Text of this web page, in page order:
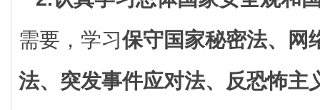
需要，学习保守国家秘密法、网
法、突发事件应对法、反恐怖主